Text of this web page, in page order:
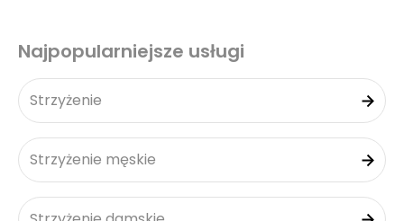
Najpopularniejsze usługi
Strzyżenie
Strzyżenie męskie